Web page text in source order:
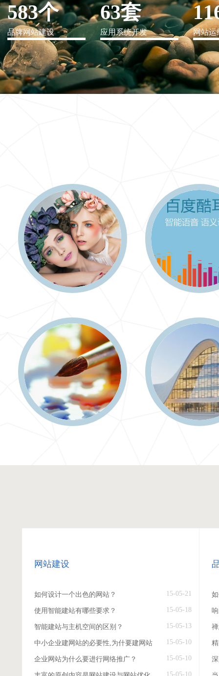
IT行业解决方案
信息爆炸时代，信息传递是否做到更新、更全、更
快
583个
品牌网站建设
63套
应用系统开发 网站运
网站建设
如何设计一个出色的网站？ 15-05-21
使用智能建站有哪些要求？ 15-05-18
智能建站与主机空间的区别？ 15-05-13
中小企业建网站的必要性,为什要建网站 15-05-10
企业网站为什么要进行网络推广？ 15-05-10
15-05-10